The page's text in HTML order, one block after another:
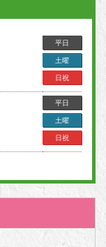
平日
土曜
日祝
平日
土曜
日祝